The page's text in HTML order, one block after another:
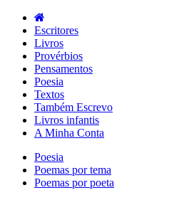
Escritores
Livros
Provérbios
Pensamentos
Poesia
Textos
Também Escrevo
Livros infantis
A Minha Conta
Poesia
Poemas por tema
Poemas por poeta